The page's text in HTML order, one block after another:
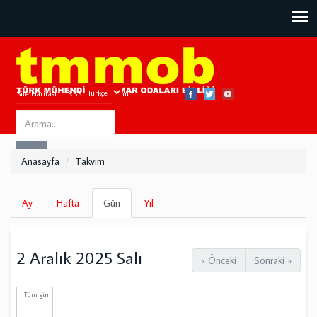
Site Haritası RSS Bize Ulaşın
Search
this
Anasayfa Takvim
Birincil
sekmeler
Ay Hafta Gün
sekme)
Yıl
« Önceki Sonraki »
2 Aralık 2025 Salı
Tüm gün